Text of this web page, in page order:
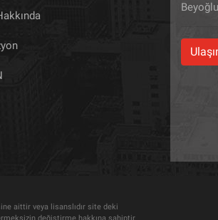
aittir veya lisanslıdır site deki